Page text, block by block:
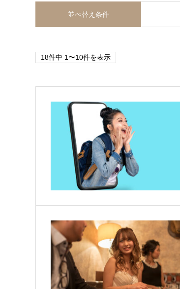
並べ替え条件
18件中 1〜10件を表示